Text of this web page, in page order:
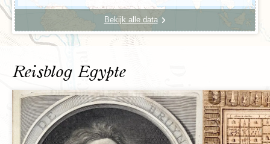
Bekijk alle data
Reisblog Egypte